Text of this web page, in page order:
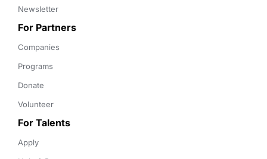
Newsletter
For Partners
Companies
Programs
Donate
Volunteer
For Talents
Apply